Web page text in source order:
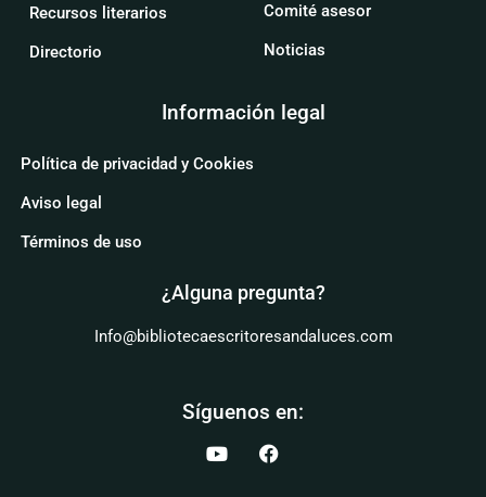
Recursos literarios
Directorio
Comité asesor
Noticias
Información legal
Política de privacidad y Cookies
Aviso legal
Términos de uso
¿Alguna pregunta?
Info@bibliotecaescritoresandaluces.com
Síguenos en: